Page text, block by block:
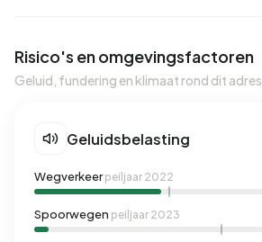
Risico's en omgevingsfactoren
Geluid, fundering en klimaat rond dit adres
Geluidsbelasting
Wegverkeerpeiljaar 2022
Spoorwegen peiljaar 2023